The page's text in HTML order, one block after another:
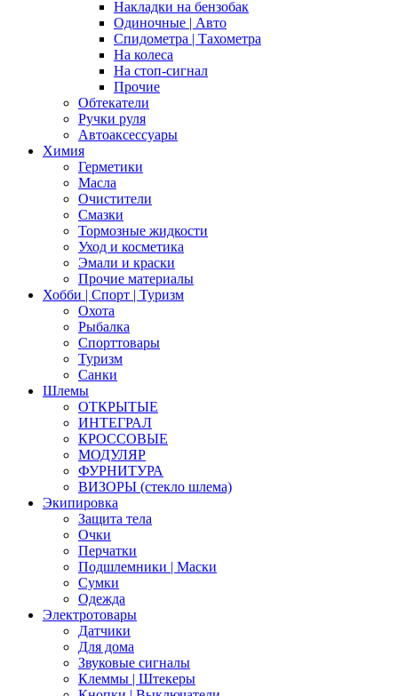
Накладки на бензобак
Одиночные | Авто
Спидометра | Тахометра
На колеса
На стоп-сигнал
Прочие
Обтекатели
Ручки руля
Автоаксессуары
Химия
Герметики
Масла
Очистители
Смазки
Тормозные жидкости
Уход и косметика
Эмали и краски
Прочие материалы
Хобби | Cпорт | Туризм
Охота
Рыбалка
Спорттовары
Туризм
Санки
Шлемы
ОТКРЫТЫЕ
ИНТЕГРАЛ
КРОССОВЫЕ
МОДУЛЯР
ФУРНИТУРА
ВИЗОРЫ (стекло шлема)
Экипировка
Защита тела
Очки
Перчатки
Подшлемники | Маски
Сумки
Одежда
Электротовары
Датчики
Для дома
Звуковые сигналы
Клеммы | Штекеры